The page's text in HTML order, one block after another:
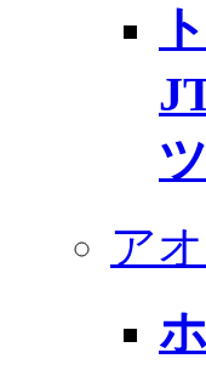
ツ
ア